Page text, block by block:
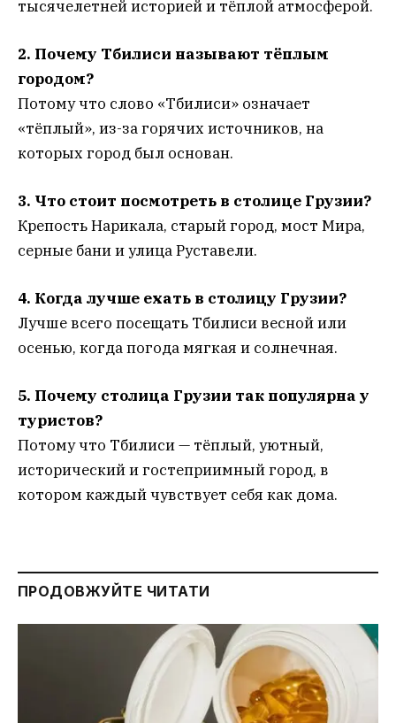
тысячелетней историей и тёплой атмосферой.
2. Почему Тбилиси называют тёплым
городом?
Потому что слово «Тбилиси» означает
«тёплый», из-за горячих источников, на
которых город был основан.
3. Что стоит посмотреть в столице Грузии?
Крепость Нарикала, старый город, мост Мира,
серные бани и улица Руставели.
4. Когда лучше ехать в столицу Грузии?
Лучше всего посещать Тбилиси весной или
осенью, когда погода мягкая и солнечная.
5. Почему столица Грузии так популярна у
туристов?
Потому что Тбилиси — тёплый, уютный,
исторический и гостеприимный город, в
котором каждый чувствует себя как дома.
ПРОДОВЖУЙТЕ ЧИТАТИ